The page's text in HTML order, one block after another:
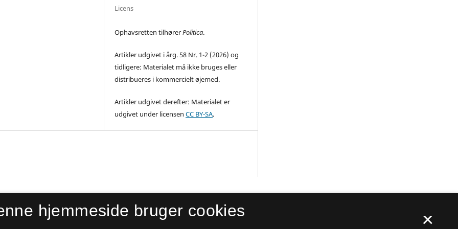
Licens
Ophavsretten tilhørerPolitica.
Artikler udgivet i årg. 58 Nr. 1-2 (2026) og
tidligere: Materialet må ikke bruges eller
distribueres i kommercielt øjemed.
Artikler udgivet derefter: Materialet er
udgivet under licensenCC BY-SA.
×
hjemmeside bruger cookies